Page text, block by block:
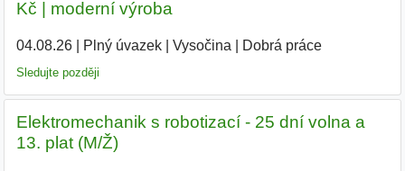
Kč | moderní výroba
04.08.26| Plný úvazek| Vysočina Dobrá práce
Sledujte později
Elektromechanik s robotizací - 25 dní volna a
13. plat (M/Ž)